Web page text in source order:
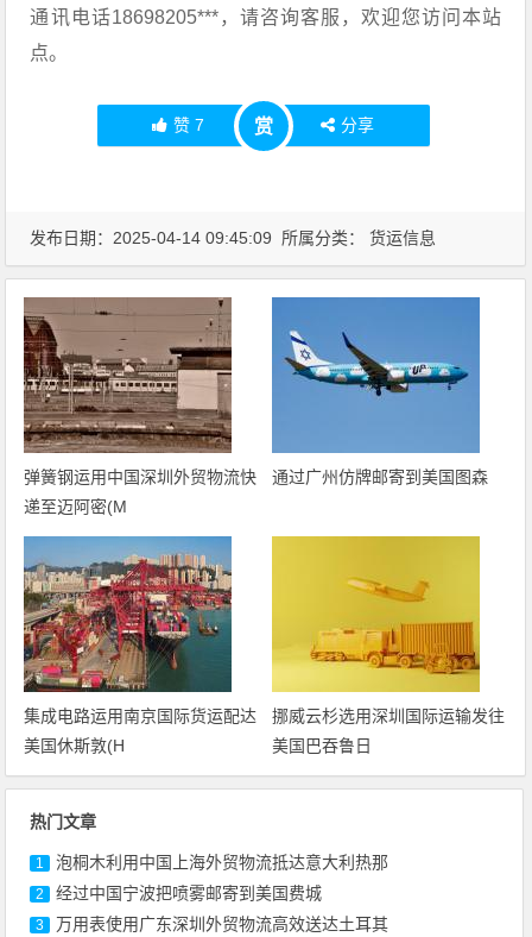
通讯电话18698205***，请咨询客服，欢迎您访问本站
点。
赞 7 赏 分享
发布日期：2025-04-14 09:45:09 所属分类： 货运信息
弹簧钢运用中国深圳外贸物流快
递至迈阿密(M
通过广州仿牌邮寄到美国图森
集成电路运用南京国际货运配达
美国休斯敦(H
挪威云杉选用深圳国际运输发往
美国巴吞鲁日
热门文章
1 泡桐木利用中国上海外贸物流抵达意大利热那
2 经过中国宁波把喷雾邮寄到美国费城
3 万用表使用广东深圳外贸物流高效送达土耳其